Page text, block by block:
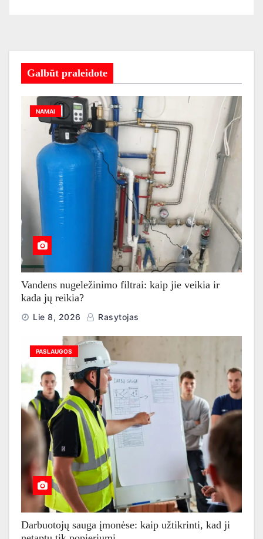
Galbūt praleidote
NAMAI
Vandens nugeležinimo filtrai: kaip jie veikia ir
kada jų reikia?
Lie 8, 2026 Rasytojas
PASLAUGOS
Darbuotojų sauga įmonėse: kaip užtikrinti, kad ji